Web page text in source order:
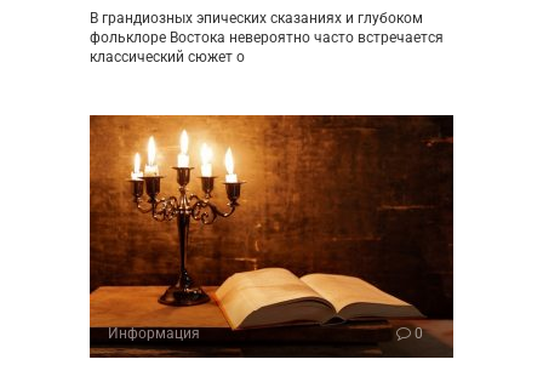
В грандиозных эпических сказаниях и глубоком
фольклоре Востока невероятно часто встречается
классический сюжет о
Информация 0